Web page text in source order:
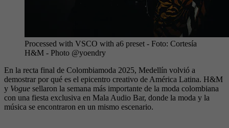
Processed with VSCO with a6 preset - Foto: Cortesía
H&M - Photo @yoendry
En la recta final de Colombiamoda 2025, Medellín volvió a
demostrar por qué es el epicentro creativo de América Latina. H&M
y Vogue sellaron la semana más importante de la moda colombiana
con una fiesta exclusiva en Mala Audio Bar, donde la moda y la
música se encontraron en un mismo escenario.